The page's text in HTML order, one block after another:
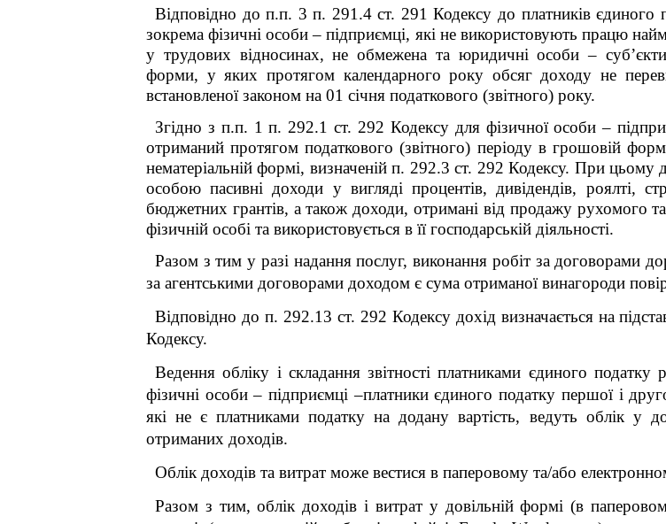
Відповідно до п.п. 3 п. 291.4 ст. 291 Кодексу до платників єдиного
зокрема фізичні особи – підприємці, які не використовують працю
у трудових відносинах, не обмежена та юридичні особи – суб’єкти
форми, у яких протягом календарного року обсяг доходу не
встановленої законом на 01 січня податкового (звітного) року.
Згідно з п.п. 1 п. 292.1 ст. 292 Кодексу для фізичної особи –
отриманий протягом податкового (звітного) періоду в грошовій формі
нематеріальній формі, визначеній п. 292.3 ст. 292 Кодексу. При
особою пасивні доходи у вигляді процентів, дивідендів, роялті,
бюджетних грантів, а також доходи, отримані від продажу рухомого
фізичній особі та використовується в її господарській діяльності.
Разом з тим у разі надання послуг, виконання робіт за договорами
за агентськими договорами доходом є сума отриманої винагороди
Відповідно до п. 292.13 ст. 292 Кодексу дохід визначається на
Кодексу.
Ведення обліку і складання звітності платниками єдиного
фізичні особи – підприємці –платники єдиного податку першої і
які не є платниками податку на додану вартість, ведуть облік у
отриманих доходів.
Облік доходів та витрат може вестися в паперовому та/або
Разом з тим, облік доходів і витрат у довільній формі (в